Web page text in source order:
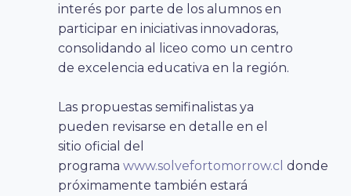
interés por parte de los alumnos en
participar en iniciativas innovadoras,
consolidando al liceo como un centro
de excelencia educativa en la región.
Las propuestas semifinalistas ya
pueden revisarse en detalle en el
sitio oficial del
programa www.solvefortomorrow.cl donde
próximamente también estará